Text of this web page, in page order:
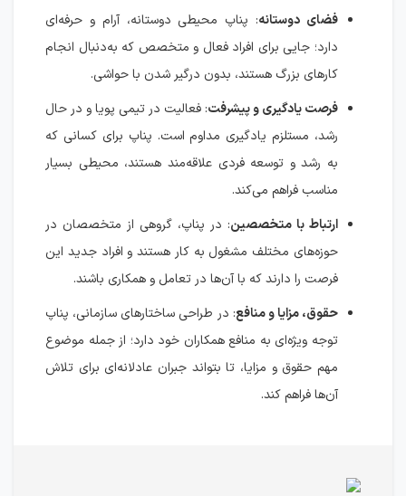
فضای دوستانه: پناپ محیطی دوستانه، آرام و حرفه‌ای
دارد؛ جایی برای افراد فعال و متخصص که به‌دنبال انجام
کارهای بزرگ هستند، بدون درگیر شدن با حواشی.
فرصت یادگیری و پیشرفت: فعالیت در تیمی پویا و در حال
رشد، مستلزم یادگیری مداوم است. پناپ برای کسانی که
به رشد و توسعه فردی علاقه‌مند هستند، محیطی بسیار
مناسب فراهم می‌کند.
ارتباط با متخصصین: در پناپ، گروهی از متخصصان در
حوزه‌های مختلف مشغول به کار هستند و افراد جدید این
فرصت را دارند که با آن‌ها در تعامل و همکاری باشند.
حقوق، مزایا و منافع: در طراحی ساختارهای سازمانی، پناپ
توجه ویژه‌ای به منافع همکاران خود دارد؛ از جمله موضوع
مهم حقوق و مزایا، تا بتواند جبران عادلانه‌ای برای تلاش
آن‌ها فراهم کند.